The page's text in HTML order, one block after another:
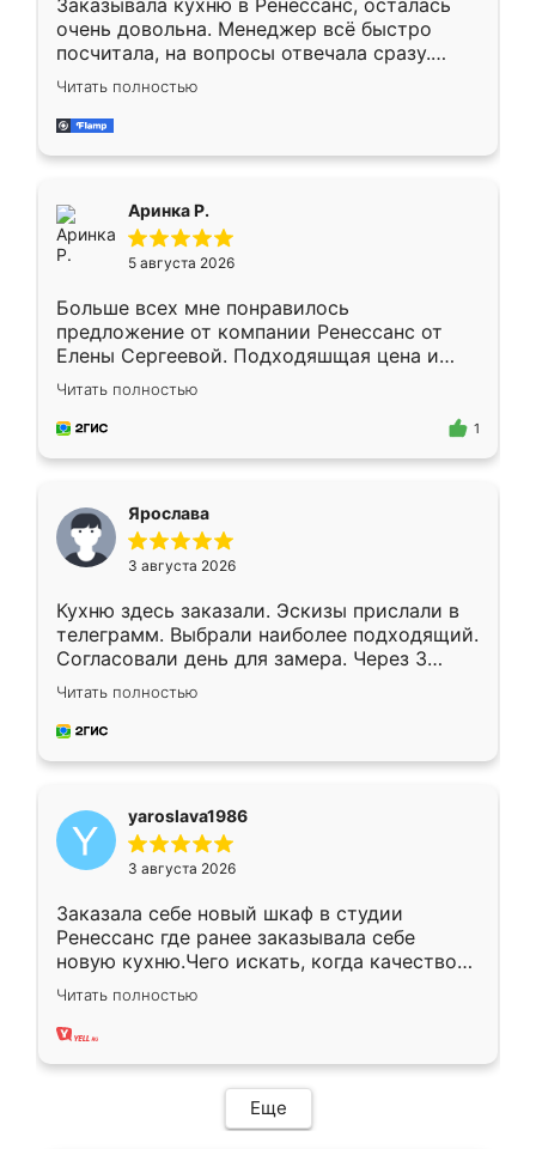
Заказывала кухню в Ренессанс, осталась
очень довольна. Менеджер всё быстро
посчитала, на вопросы отвечала сразу.
Замерщик приехал в субботу, подошёл к
делу со всей ответственностью. Собрали
за день, ребята работали аккуратно, даже
Читать полностью
Аринка Р.
5 августа 2026
Больше всех мне понравилось
предложение от компании Ренессанс от
Елены Сергеевой. Подходяшщая цена и
короткие сроки изготовления. Приехавший
для замера сотрудник Владислав
предложил по моему эскизу самый
Читать полностью
1
Ярослава
3 августа 2026
Кухню здесь заказали. Эскизы прислали в
телеграмм. Выбрали наиболее подходящий.
Согласовали день для замера. Через 3
недели кухня была уже готова. Остались
довольны работой. Спасибо Ренессанс
мебель за качественную работу!
Читать полностью
yaroslava1986
3 августа 2026
Заказала себе новый шкаф в студии
Ренессанс где ранее заказывала себе
новую кухню.Чего искать, когда качеством
вполне довольна. Служит кухня уже почти
два года, нареканий нет.
Читать полностью
Еще